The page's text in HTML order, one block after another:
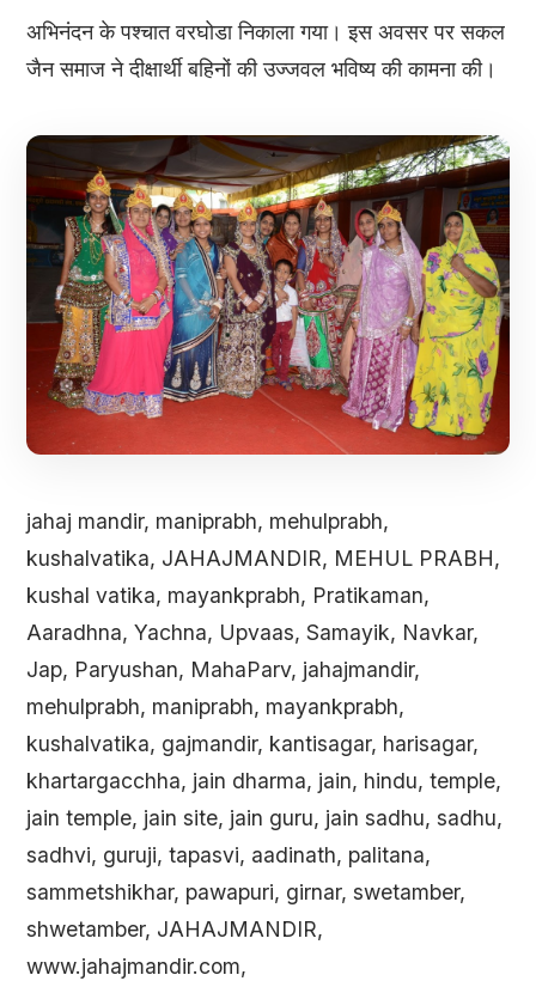
अभिनंदन के पश्चात वरघोडा निकाला गया। इस अवसर पर सकल
जैन समाज ने दीक्षार्थी बहिनों की उज्जवल भविष्य की कामना की।
jahaj mandir, maniprabh, mehulprabh,
kushalvatika, JAHAJMANDIR, MEHUL PRABH,
kushal vatika, mayankprabh, Pratikaman,
Aaradhna, Yachna, Upvaas, Samayik, Navkar,
Jap, Paryushan, MahaParv, jahajmandir,
mehulprabh, maniprabh, mayankprabh,
kushalvatika, gajmandir, kantisagar, harisagar,
khartargacchha, jain dharma, jain, hindu, temple,
jain temple, jain site, jain guru, jain sadhu, sadhu,
sadhvi, guruji, tapasvi, aadinath, palitana,
sammetshikhar, pawapuri, girnar, swetamber,
shwetamber, JAHAJMANDIR,
www.jahajmandir.com,